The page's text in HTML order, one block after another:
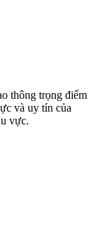
thông trọng điểm
và uy tín của
vực.